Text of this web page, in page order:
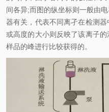
间各异;而图的纵坐标则一般由
器有关，代表不同离孑在检测
或高度的大小则反映了该离子
样品的峰进行比较获得的。